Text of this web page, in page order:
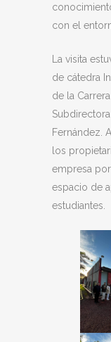
con el
La visita
de cátedra
de la
Fernández.
los
empresa
espacio de
estudiantes.